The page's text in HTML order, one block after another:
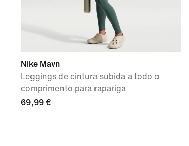
Nike Mavn
Leggings de cintura subida a todo o
comprimento para rapariga
69,99 €